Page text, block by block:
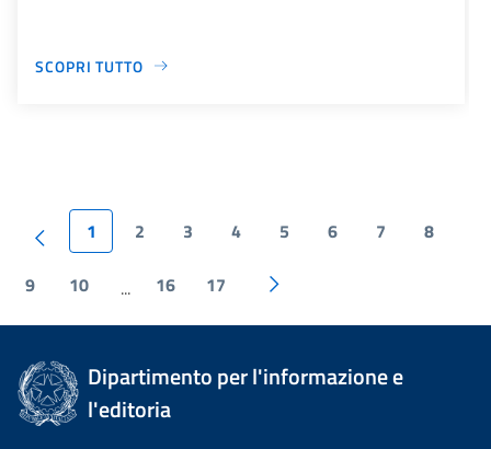
SCOPRI TUTTO
1 2 3 4 5 6 7 8
9 10 ... 16 17
Dipartimento per l'informazione e
l'editoria